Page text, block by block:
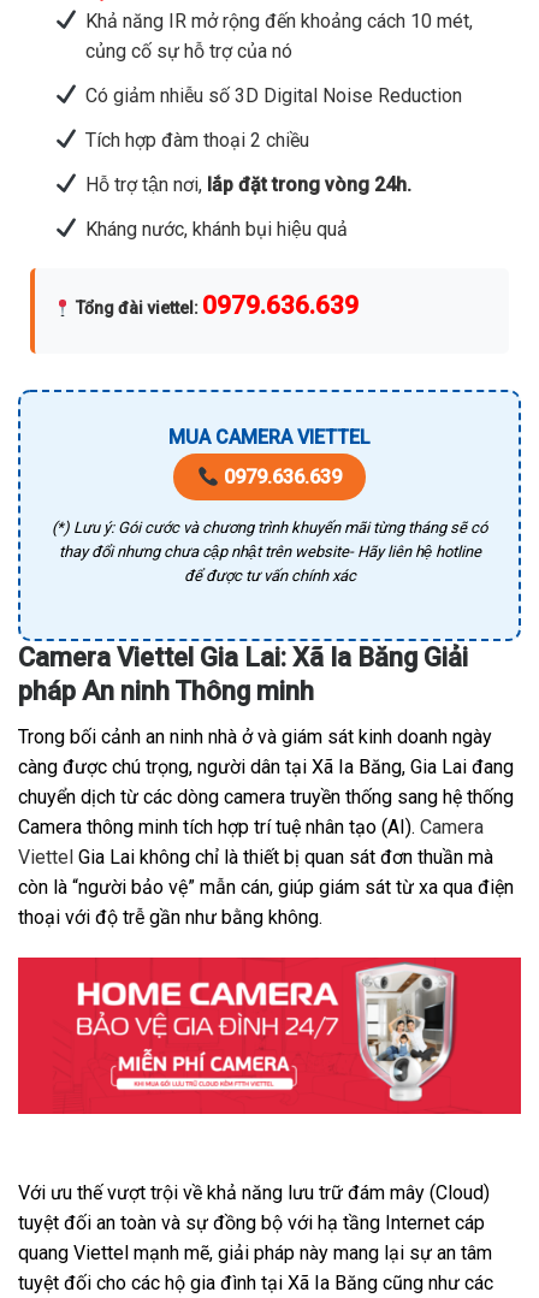
Khả năng IR mở rộng đến khoảng cách 10 mét,
củng cố sự hỗ trợ của nó
Có giảm nhiễu số 3D Digital Noise Reduction
Tích hợp đàm thoại 2 chiều
Hỗ trợ tận nơi,lắp đặt trong vòng 24h.
Kháng nước, khánh bụi hiệu quả
Tổng đài viettel : 0979.636.639
MUA CAMERA VIETTEL
0979.636.639
(*) Lưu ý: Gói cước và chương trình khuyến mãi từng tháng sẽ có
thay đổi nhưng chưa cập nhật trên website- Hãy liên hệ hotline
để được tư vấn chính xác
Camera Viettel Gia Lai: Xã Ia Băng Giải
pháp An ninh Thông minh
Trong bối cảnh an ninh nhà ở và giám sát kinh doanh ngày
càng được chú trọng, người dân tại Xã Ia Băng, Gia Lai đang
chuyển dịch từ các dòng camera truyền thống sang hệ thống
Camera thông minh tích hợp trí tuệ nhân tạo (AI). Camera
Viettel Gia Lai không chỉ là thiết bị quan sát đơn thuần mà
còn là “người bảo vệ” mẫn cán, giúp giám sát từ xa qua điện
thoại với độ trễ gần như bằng không.
Với ưu thế vượt trội về khả năng lưu trữ đám mây (Cloud)
tuyệt đối an toàn và sự đồng bộ với hạ tầng Internet cáp
quang Viettel mạnh mẽ, giải pháp này mang lại sự an tâm
tuyệt đối cho các hộ gia đình tại Xã Ia Băng cũng như các